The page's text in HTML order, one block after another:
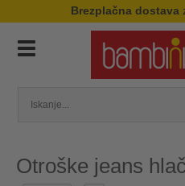
Brezplačna dostava
Otroške jeans